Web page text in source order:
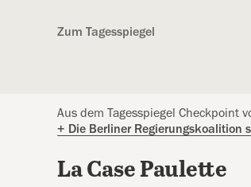
Zum Tagesspiegel
Aus dem Tagesspiegel Checkpoint
+ Die Berliner Regierungskoalition
La Case Paulette